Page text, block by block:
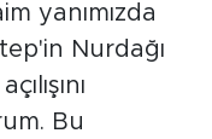
yanımızda
Nurdağı
Bu